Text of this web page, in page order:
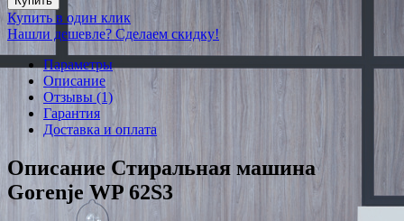
Купить в один клик
Нашли дешевле? Сделаем скидку!
Параметры
Описание
Отзывы (1)
Гарантия
Доставка и оплата
Описание Стиральная машина
Gorenje WP 62S3